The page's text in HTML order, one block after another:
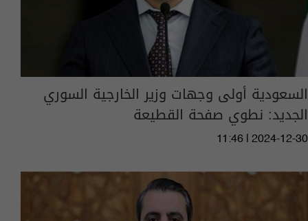
السعودية أولى وجهات وزير الخارجية السوري
الجديد: نطوي صفحة القطيعة
11:46 | 2024-12-30